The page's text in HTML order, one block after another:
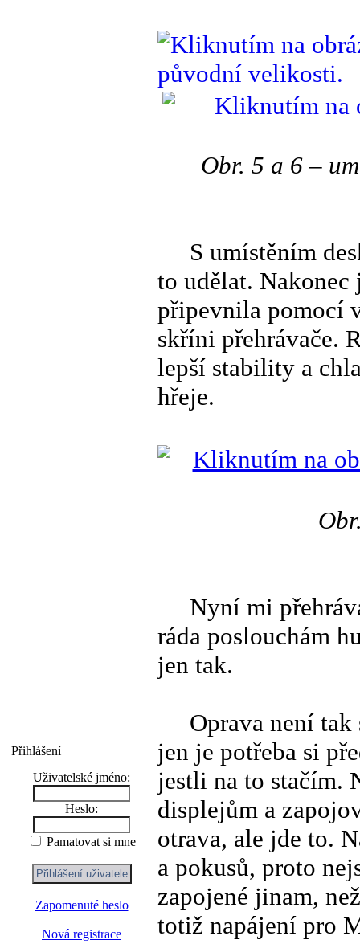
Přihlášení
Uživatelské jméno:
Heslo:
Pamatovat si mne
Zapomenuté heslo
Nová registrace
Obr. 5 a 6 –
S umístěním
to udělat.
připevnila pomocí
skříni přehrávače.
lepší stability a
hřeje.
Nyní mi
ráda poslouchám
jen tak.
Oprava není tak
jen je potřeba si
jestli na to stačím.
displejům a
otrava, ale jde to.
a pokusů, proto
zapojené jinam,
totiž napájení pro